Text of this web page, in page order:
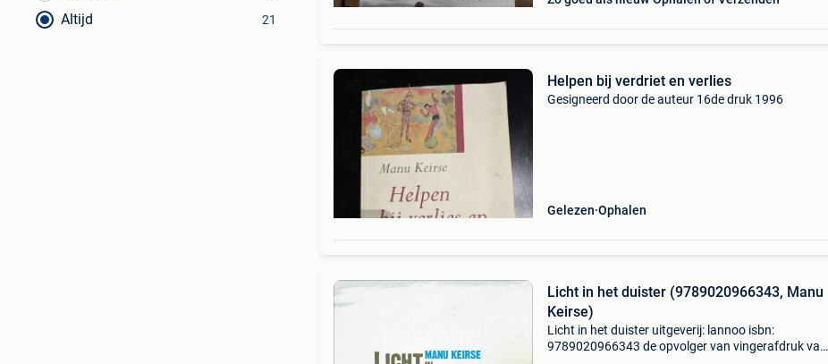
Altijd 21
Helpen bij verdriet en verlies
Gesigneerd door de auteur 16de druk 1996
Gelezen Ophalen
Licht in het duister (9789020966343, Manu
Keirse)
Licht in het duister uitgeverij: lannoo isbn:
9789020966343 de opvolger van vingerafdruk van